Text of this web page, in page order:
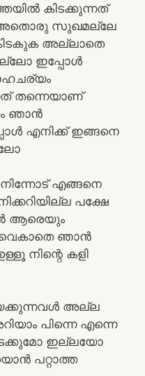
കിടക്കുന്നത്
അതൊരു സുഖമല്ലേ
കിടകുക അല്ലാതെ
ഇപ്പോൾ
തന്നെയാണ്
ഞാൻ
എനിക്ക് ഇങ്ങനെ
എങ്ങനെ
പക്ഷേ
ആരെയും
ഞാൻ
നിന്റെ കളി
അല്ല
പിന്നെ എന്നെ
ഇല്ലയോ
പറ്റാത്ത